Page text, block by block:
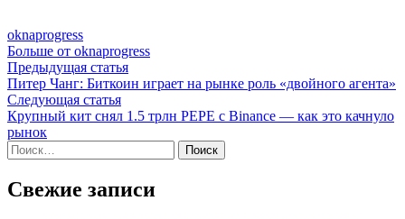
oknaprogress
Больше от oknaprogress
Навигация
по
записям
Предыдущая статьяПредыдущая
статья:
Питер Чанг: Биткоин играет на рынке роль «двойного агента»
Следующая статьяСледующая
статья:
Крупный кит снял 1.5 трлн PEPE с Binance — как это качнуло
рынок
Найти:
Свежие записи